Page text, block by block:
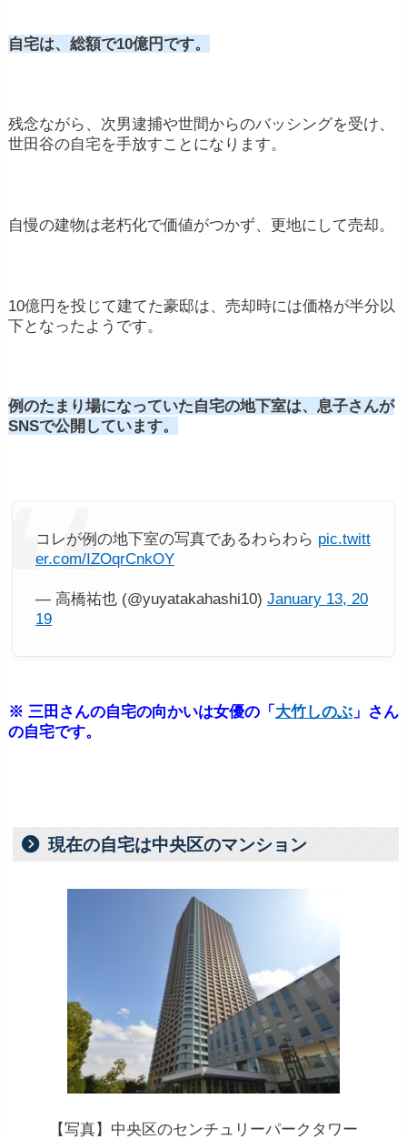
自宅は、総額で10億円です。
残念ながら、次男逮捕や世間からのバッシングを受け、
世田谷の自宅を手放すことになります。
自慢の建物は老朽化で価値がつかず、更地にして売却。
10億円を投じて建てた豪邸は、売却時には価格が半分以
下となったようです。
例のたまり場になっていた自宅の地下室は、息子さんが
SNSで公開しています。
コレが例の地下室の写真であるわらわら pic.twitt
er.com/IZOqrCnkOY
— 高橋祐也 (@yuyatakahashi10) January 13, 20
19
※ 三田さんの自宅の向かいは女優の「大竹しのぶ 」さん
の自宅です。
現在の自宅は中央区のマンション
【写真】中央区のセンチュリーパークタワー